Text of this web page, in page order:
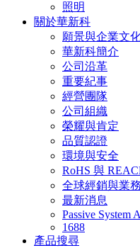
照明
關於華新科
願景與企業文
華新科簡介
公司沿革
重要紀事
經營團隊
公司組織
榮耀與肯定
品質認證
環境與安全
RoHS 與
全球經銷與業
最新消息
Passive System
1688
產品搜尋